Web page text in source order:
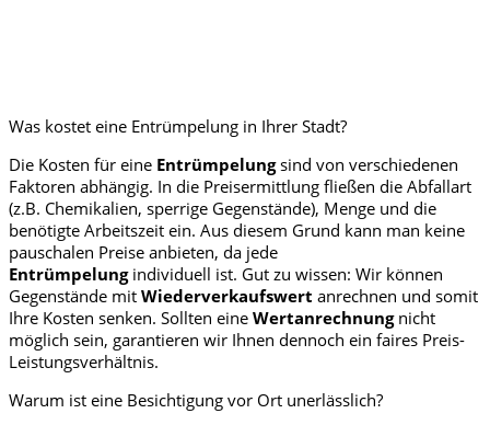
Was kostet eine Entrümpelung in Ihrer Stadt?
Die Kosten für eine Entrümpelungsind von verschiedenen
Faktoren abhängig. In die Preisermittlung fließen die Abfallart
(z.B. Chemikalien, sperrige Gegenstände), Menge und die
benötigte Arbeitszeit ein. Aus diesem Grund kann man keine
pauschalen Preise anbieten, da jede
Entrümpelungindividuell ist. Gut zu wissen: Wir können
Gegenstände mit Wiederverkaufswert anrechnen und somit
Ihre Kosten senken. Sollten eine Wertanrechnungnicht
möglich sein, garantieren wir Ihnen dennoch ein faires Preis-
Leistungsverhältnis.
Warum ist eine Besichtigung vor Ort unerlässlich?